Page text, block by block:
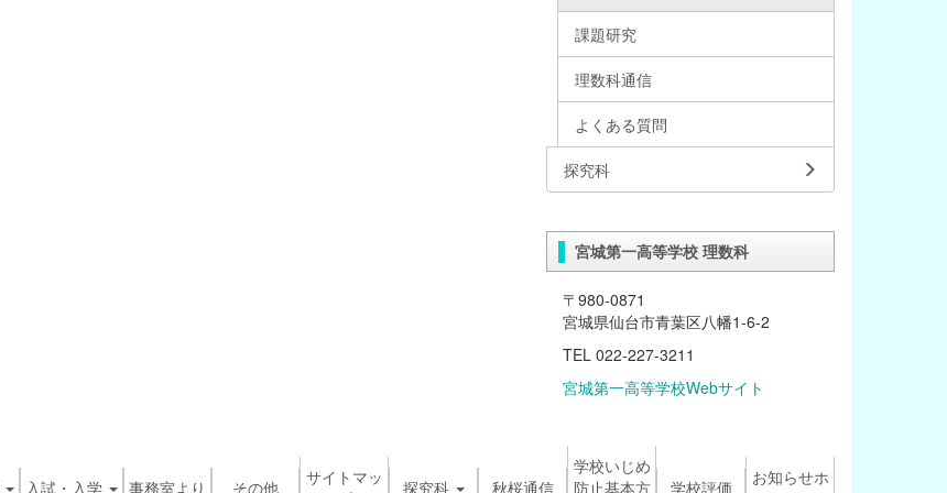
課題研究
理数科通信
よくある質問
探究科
宮城第一高等学校 理数科
〒980-0871
宮城県仙台市青葉区八幡1-6-2
TEL 022-227-3211
宮城第一高等学校Webサイト
入試・入学 事務室より その他
サイトマッ
探究科 秋桜通信
学校いじめ
防止基本方
学校評価
お知らせホ